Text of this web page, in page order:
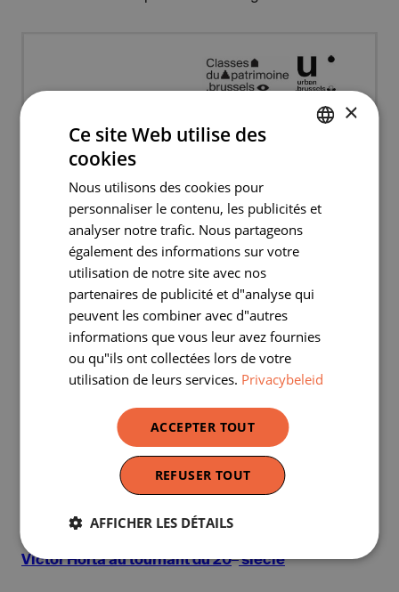
Victor Horta au tournant du 20 siècle
×
Ce site Web utilise des
cookies
Nous utilisons des cookies pour
personnaliser le contenu, les publicités et
analyser notre trafic. Nous partageons
également des informations sur votre
utilisation de notre site avec nos
partenaires de publicité et d"analyse qui
peuvent les combiner avec d"autres
informations que vous leur avez fournies
ou qu"ils ont collectées lors de votre
utilisation de leurs services. Privacybeleid
ACCEPTER TOUT
REFUSER TOUT
AFFICHER LES DÉTAILS